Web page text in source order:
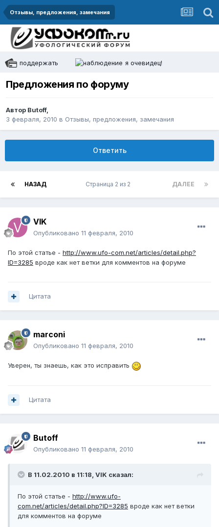
Отзывы, предложения, замечания
поддержать я очевидец!
Предложения по форуму
Автор Butoff,
3 февраля, 2010 в Отзывы, предложения, замечания
Ответить
НАЗАД ДАЛЕЕ
Страница 2 из 2
VIK
Опубликовано 11 февраля, 2010
По этой статье - http://www.ufo-com.net/articles/detail.php?
ID=3285 вроде как нет ветки для комментов на форуме
Цитата
marconi
Опубликовано 11 февраля, 2010
Уверен, ты знаешь, как это исправить
Цитата
Butoff
Опубликовано 11 февраля, 2010
В 11.02.2010 в 11:18, VIK сказал:
По этой статье - http://www.ufo-
com.net/articles/detail.php?ID=3285 вроде как нет ветки
для комментов на форуме